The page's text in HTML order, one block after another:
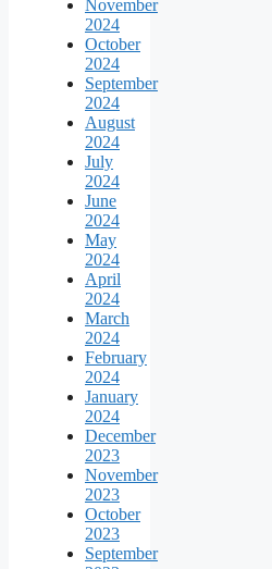
November
2024
October
2024
September
2024
August
2024
July
2024
June
2024
May
2024
April
2024
March
2024
February
2024
January
2024
December
2023
November
2023
October
2023
September